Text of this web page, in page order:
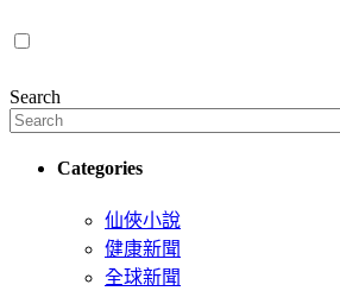
Search
Categories
仙俠小說
健康新聞
全球新聞